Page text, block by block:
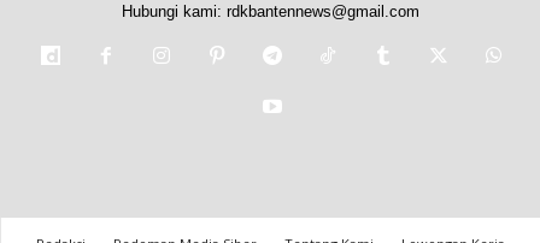
Hubungi kami: rdkbantennews@gmail.com